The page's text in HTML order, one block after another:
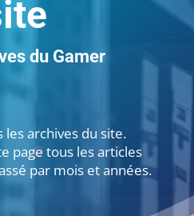
du Gamer
les archives du site.
page tous les articles
par mois et années.